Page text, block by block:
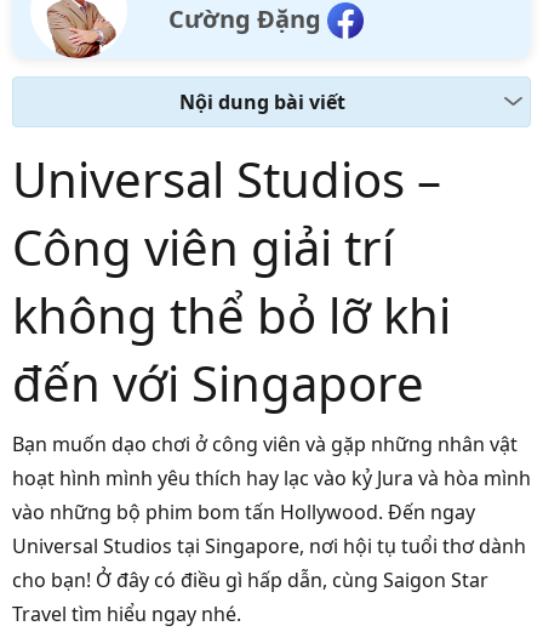
Cường Đặng
Nội dung bài viết
Universal Studios –
Công viên giải trí
không thể bỏ lỡ khi
đến với Singapore
Bạn muốn dạo chơi ở công viên và gặp những nhân vật
hoạt hình mình yêu thích hay lạc vào kỷ Jura và hòa mình
vào những bộ phim bom tấn Hollywood. Đến ngay
Universal Studios tại Singapore, nơi hội tụ tuổi thơ dành
cho bạn! Ở đây có điều gì hấp dẫn, cùng Saigon Star
Travel tìm hiểu ngay nhé.